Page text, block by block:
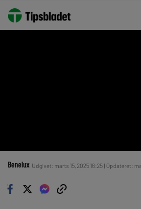
Benelux Udgivet: marts 15, 2025 16:25 | Opdateret: